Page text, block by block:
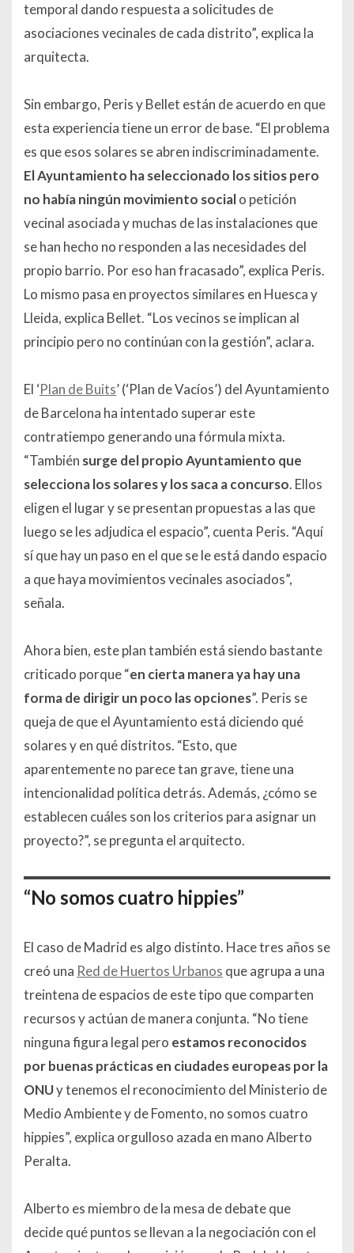
temporal dando respuesta a solicitudes de
asociaciones vecinales de cada distrito”, explica la
arquitecta.
Sin embargo, Peris y Bellet están de acuerdo en que
esta experiencia tiene un error de base. “El problema
es que esos solares se abren indiscriminadamente.
El Ayuntamiento ha seleccionado los sitios pero
no había ningún movimiento socialo petición
vecinal asociada y muchas de las instalaciones que
se han hecho no responden a las necesidades del
propio barrio. Por eso han fracasado”, explica Peris.
Lo mismo pasa en proyectos similares en Huesca y
Lleida, explica Bellet. “Los vecinos se implican al
principio pero no continúan con la gestión”, aclara.
El ‘Plan de Buits’ (‘Plan de Vacíos’) del Ayuntamiento
de Barcelona ha intentado superar este
contratiempo generando una fórmula mixta.
“También surge del propio Ayuntamiento que
selecciona los solares y los saca a concurso. Ellos
eligen el lugar y se presentan propuestas a las que
luego se les adjudica el espacio”, cuenta Peris. “Aquí
sí que hay un paso en el que se le está dando espacio
a que haya movimientos vecinales asociados”,
señala.
Ahora bien, este plan también está siendo bastante
criticado porque “en cierta manera ya hay una
forma de dirigir un poco las opciones”. Peris se
queja de que el Ayuntamiento está diciendo qué
solares y en qué distritos. “Esto, que
aparentemente no parece tan grave, tiene una
intencionalidad política detrás. Además, ¿cómo se
establecen cuáles son los criterios para asignar un
proyecto?”, se pregunta el arquitecto.
“No somos cuatro hippies”
El caso de Madrid es algo distinto. Hace tres años se
creó una Red de Huertos Urbanos que agrupa a una
treintena de espacios de este tipo que comparten
recursos y actúan de manera conjunta. “No tiene
ninguna figura legal pero estamos reconocidos
por buenas prácticas en ciudades europeas por la
ONUy tenemos el reconocimiento del Ministerio de
Medio Ambiente y de Fomento, no somos cuatro
hippies”, explica orgulloso azada en mano Alberto
Peralta.
Alberto es miembro de la mesa de debate que
decide qué puntos se llevan a la negociación con el